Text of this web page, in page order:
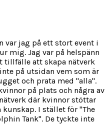
var jag på ett stort event i
mig. Jag var på helspänn
tillfälle att skapa nätverk
på utsidan vem som är
och prata med "alla".
på plats och några av
där kvinnor stöttar
I stället för "The
Tank". De tyckte inte